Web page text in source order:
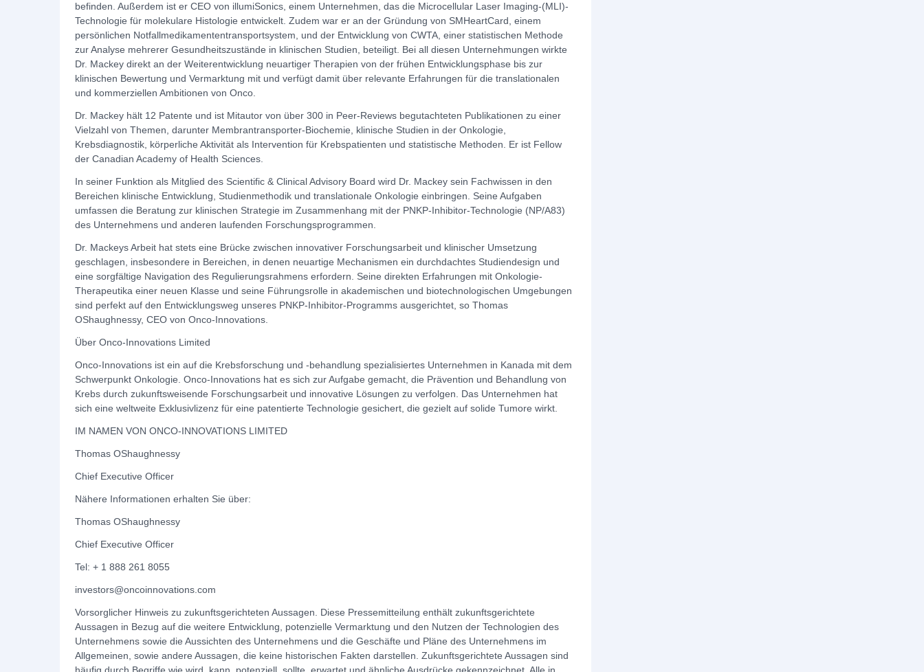
befinden. Außerdem ist er CEO von illumiSonics, einem Unternehmen, das die Microcellular Laser Imaging-(MLI)-
Technologie für molekulare Histologie entwickelt. Zudem war er an der Gründung von SMHeartCard, einem
persönlichen Notfallmedikamententransportsystem, und der Entwicklung von CWTA, einer statistischen Methode
zur Analyse mehrerer Gesundheitszustände in klinischen Studien, beteiligt. Bei all diesen Unternehmungen wirkte
Dr. Mackey direkt an der Weiterentwicklung neuartiger Therapien von der frühen Entwicklungsphase bis zur
klinischen Bewertung und Vermarktung mit und verfügt damit über relevante Erfahrungen für die translationalen
und kommerziellen Ambitionen von Onco.
Dr. Mackey hält 12 Patente und ist Mitautor von über 300 in Peer-Reviews begutachteten Publikationen zu einer
Vielzahl von Themen, darunter Membrantransporter-Biochemie, klinische Studien in der Onkologie,
Krebsdiagnostik, körperliche Aktivität als Intervention für Krebspatienten und statistische Methoden. Er ist Fellow
der Canadian Academy of Health Sciences.
In seiner Funktion als Mitglied des Scientific & Clinical Advisory Board wird Dr. Mackey sein Fachwissen in den
Bereichen klinische Entwicklung, Studienmethodik und translationale Onkologie einbringen. Seine Aufgaben
umfassen die Beratung zur klinischen Strategie im Zusammenhang mit der PNKP-Inhibitor-Technologie (NP/A83)
des Unternehmens und anderen laufenden Forschungsprogrammen.
Dr. Mackeys Arbeit hat stets eine Brücke zwischen innovativer Forschungsarbeit und klinischer Umsetzung
geschlagen, insbesondere in Bereichen, in denen neuartige Mechanismen ein durchdachtes Studiendesign und
eine sorgfältige Navigation des Regulierungsrahmens erfordern. Seine direkten Erfahrungen mit Onkologie-
Therapeutika einer neuen Klasse und seine Führungsrolle in akademischen und biotechnologischen Umgebungen
sind perfekt auf den Entwicklungsweg unseres PNKP-Inhibitor-Programms ausgerichtet, so Thomas
OShaughnessy, CEO von Onco-Innovations.
Über Onco-Innovations Limited
Onco-Innovations ist ein auf die Krebsforschung und -behandlung spezialisiertes Unternehmen in Kanada mit dem
Schwerpunkt Onkologie. Onco-Innovations hat es sich zur Aufgabe gemacht, die Prävention und Behandlung von
Krebs durch zukunftsweisende Forschungsarbeit und innovative Lösungen zu verfolgen. Das Unternehmen hat
sich eine weltweite Exklusivlizenz für eine patentierte Technologie gesichert, die gezielt auf solide Tumore wirkt.
IM NAMEN VON ONCO-INNOVATIONS LIMITED
Thomas OShaughnessy
Chief Executive Officer
Nähere Informationen erhalten Sie über:
Thomas OShaughnessy
Chief Executive Officer
Tel: + 1 888 261 8055
investors@oncoinnovations.com
Vorsorglicher Hinweis zu zukunftsgerichteten Aussagen. Diese Pressemitteilung enthält zukunftsgerichtete
Aussagen in Bezug auf die weitere Entwicklung, potenzielle Vermarktung und den Nutzen der Technologien des
Unternehmens sowie die Aussichten des Unternehmens und die Geschäfte und Pläne des Unternehmens im
Allgemeinen, sowie andere Aussagen, die keine historischen Fakten darstellen. Zukunftsgerichtete Aussagen sind